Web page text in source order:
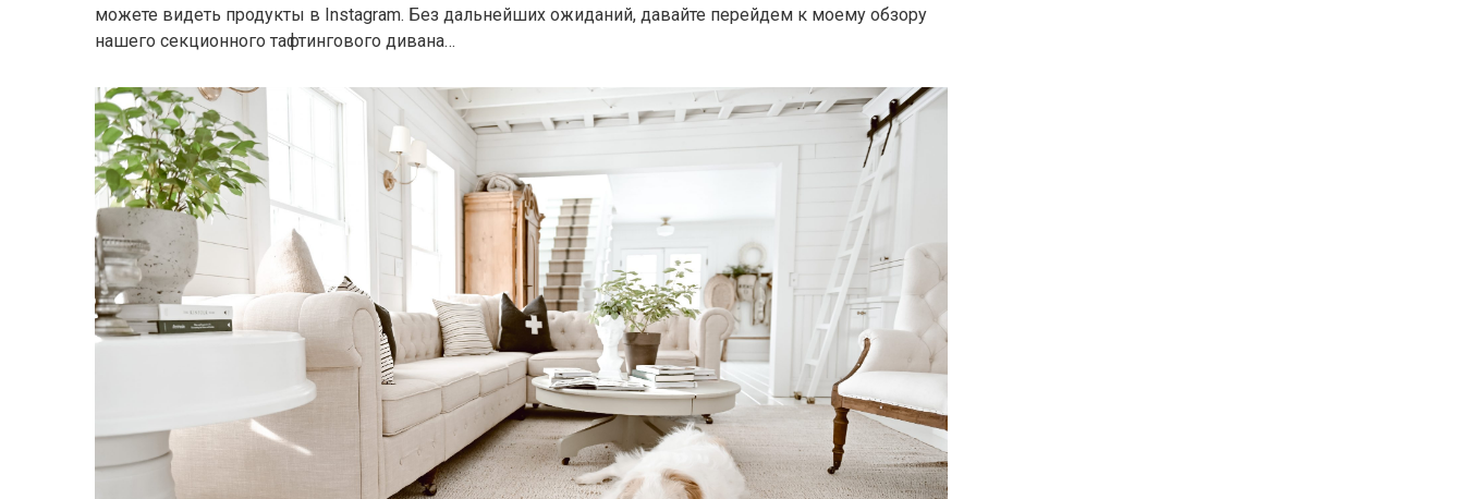
можете видеть продукты в Instagram. Без дальнейших ожиданий, давайте перейдем к моему обзору
нашего секционного тафтингового дивана…